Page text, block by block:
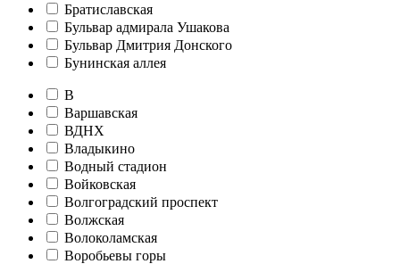
Братиславская
Бульвар адмирала Ушакова
Бульвар Дмитрия Донского
Бунинская аллея
В
Варшавская
ВДНХ
Владыкино
Водный стадион
Войковская
Волгоградский проспект
Волжская
Волоколамская
Воробьевы горы